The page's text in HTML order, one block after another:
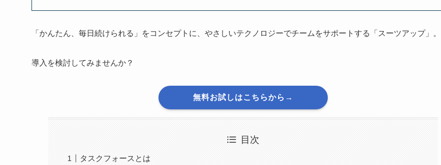
「かんたん、毎日続けられる」をコンセプトに、やさしいテクノロジーでチームをサポートする「スーツアップ」。
導入を検討してみませんか？
無料お試しはこちらから→
目次
タスクフォースとは